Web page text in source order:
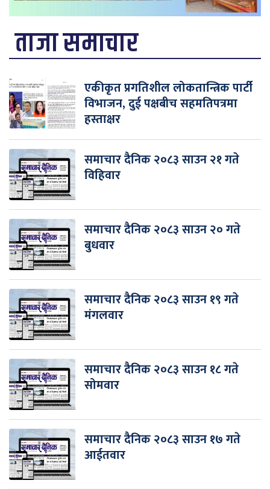
ताजा समाचार
एकीकृत प्रगतिशील लोकतान्त्रिक पार्टी
विभाजन, दुई पक्षबीच सहमतिपत्रमा
हस्ताक्षर
समाचार दैनिक २०८३ साउन २१ गते
विहिवार
समाचार दैनिक २०८३ साउन २० गते
बुधवार
समाचार दैनिक २०८३ साउन १९ गते
मंगलवार
समाचार दैनिक २०८३ साउन १८ गते
सोमवार
समाचार दैनिक २०८३ साउन १७ गते
आईतवार